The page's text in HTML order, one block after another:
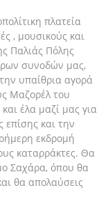
πλατεία
, μουσικούς και
Παλιάς Πόλης
συνοδών μας,
υπαίθρια αγορά
Μαζορέλ του
έλα μαζί μας για
και την
εκδρομή
καταρράκτες. Θα
Σαχάρα, όπου θα
θα απολαύσεις